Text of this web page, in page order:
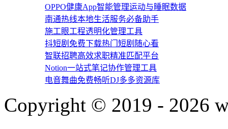
OPPO健康App智能管理运动与睡眠数据
南通热线本地生活服务必备助手
施工眼工程透明化管理工具
抖短剧免费下载热门短剧随心看
智联招聘高效求职精准匹配平台
Notion一站式笔记协作管理工具
电音舞曲免费畅听DJ多多资源库
Copyright © 2019 - 2026